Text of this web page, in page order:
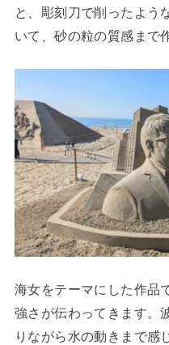
と、彫刻刀で削ったよう
いて、砂の粒の質感まで
海女をテーマにした作品
強さが伝わってきます。
りながら水の動きまで感